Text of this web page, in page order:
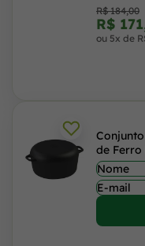
R$ 184,00
R$
ou 5x de
de Ferro